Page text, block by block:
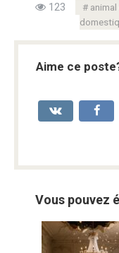
123
Aime ce
Vous pouvez